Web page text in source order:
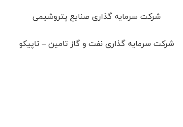
شرکت سرمایه گذاری صنایع پتروشیمی
شرکت سرمایه گذاری نفت و گاز تامین – تاپیکو